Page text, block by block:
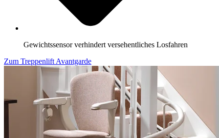
Gewichtssensor verhindert versehentliches Losfahren
Zum Treppenlift Avantgarde